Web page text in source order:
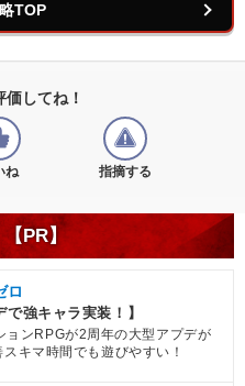
TOP
してね！
ね 指摘する
PR】
ロ
で強キャラ実装！】
ョンRPGが2周年の大型アプデが
キマ時間でも遊びやすい！